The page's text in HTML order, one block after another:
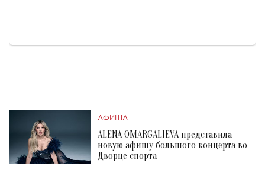
АФИША
ALENA OMARGALIEVA представила
новую афишу большого концерта во
Дворце спорта